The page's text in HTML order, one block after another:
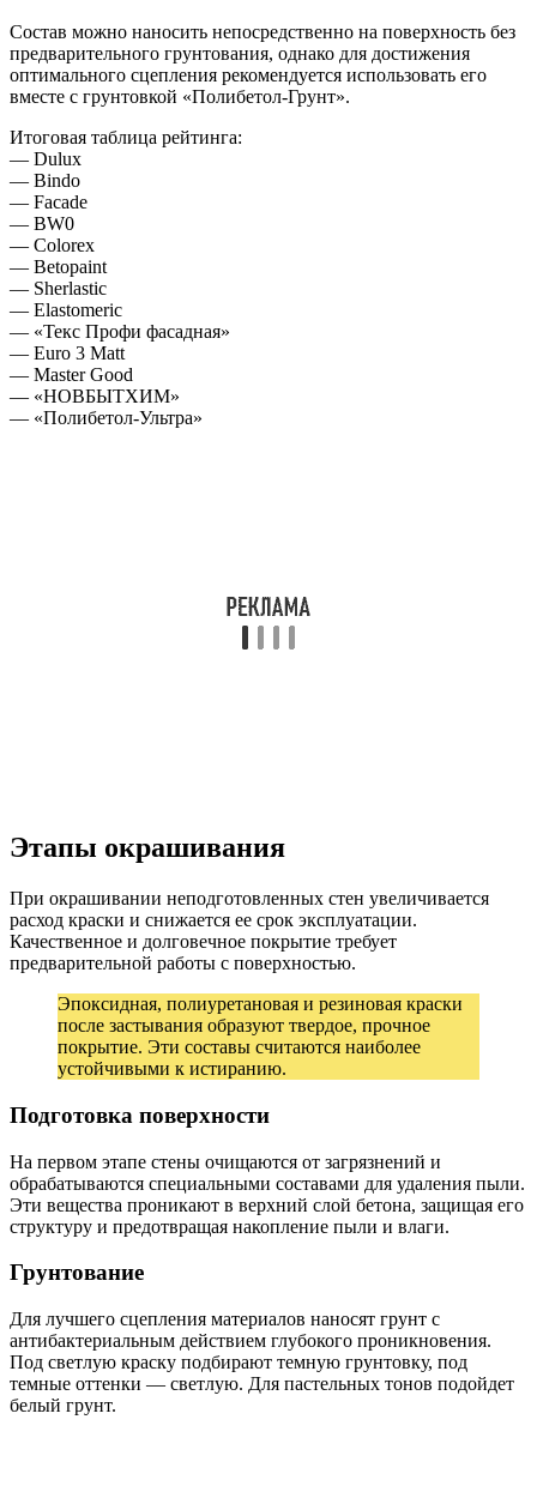
Состав можно наносить непосредственно на поверхность без
предварительного грунтования, однако для достижения
оптимального сцепления рекомендуется использовать его
вместе с грунтовкой «Полибетол-Грунт».
Итоговая таблица рейтинга:
— Dulux
— Bindo
— Facade
— BW0
— Colorex
— Betopaint
— Sherlastic
— Elastomeric
— «Текс Профи фасадная»
— Euro 3 Matt
— Master Good
— «НОВБЫТХИМ»
— «Полибетол-Ультра»
Этапы окрашивания
При окрашивании неподготовленных стен увеличивается
расход краски и снижается ее срок эксплуатации.
Качественное и долговечное покрытие требует
предварительной работы с поверхностью.
Эпоксидная, полиуретановая и резиновая краски
после застывания образуют твердое, прочное
покрытие. Эти составы считаются наиболее
устойчивыми к истиранию.
Подготовка поверхности
На первом этапе стены очищаются от загрязнений и
обрабатываются специальными составами для удаления пыли.
Эти вещества проникают в верхний слой бетона, защищая его
структуру и предотвращая накопление пыли и влаги.
Грунтование
Для лучшего сцепления материалов наносят грунт с
антибактериальным действием глубокого проникновения.
Под светлую краску подбирают темную грунтовку, под
темные оттенки — светлую. Для пастельных тонов подойдет
белый грунт.